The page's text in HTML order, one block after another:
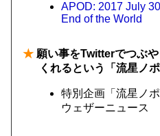
APOD: 2017 July
End of the World
★ 願い事をTwitterでつぶ
くれるという「流星ノ
特別企画「流星ノ
ウェザーニュース